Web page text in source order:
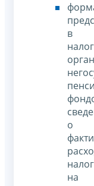
в
орган
о
на